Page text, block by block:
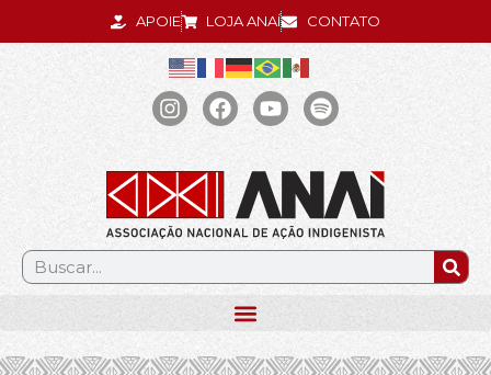
APOIE LOJA ANAÍ CONTATO
.